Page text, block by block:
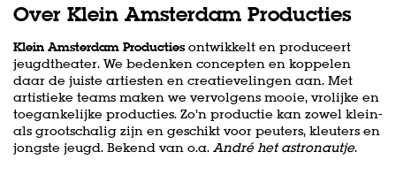
Over Klein Amsterdam Producties
Klein Amsterdam Productiesontwikkelt en produceert
jeugdtheater. We bedenken concepten en koppelen
daar de juiste artiesten en creatievelingen aan. Met
artistieke teams maken we vervolgens mooie, vrolijke en
toegankelijke producties. Zo’n productie kan zowel klein-
als grootschalig zijn en geschikt voor peuters, kleuters en
jongste jeugd. Bekend van o.a. André het astronautje.